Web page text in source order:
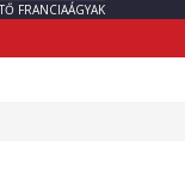
FRANCIAÁGYAK